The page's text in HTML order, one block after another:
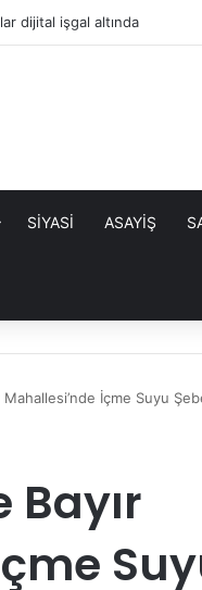
Borçlarında 72 Aya Varan
SİYASİ ASAYİŞ
İçme Suyu
Bayır